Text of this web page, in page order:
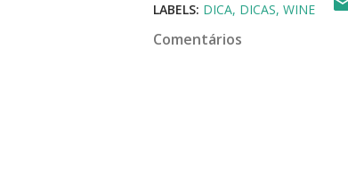
LABELS: DICA DICAS WINE
Comentários